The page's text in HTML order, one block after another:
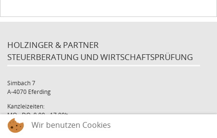
HOLZINGER & PARTNER
STEUERBERATUNG UND WIRTSCHAFTSPRÜFUNG
Simbach 7
A-4070 Eferding
Kanzleizeiten:
MO - DO: 8:00 - 17:00h
FR: 8:00 - 12:00hWir benutzen Cookies